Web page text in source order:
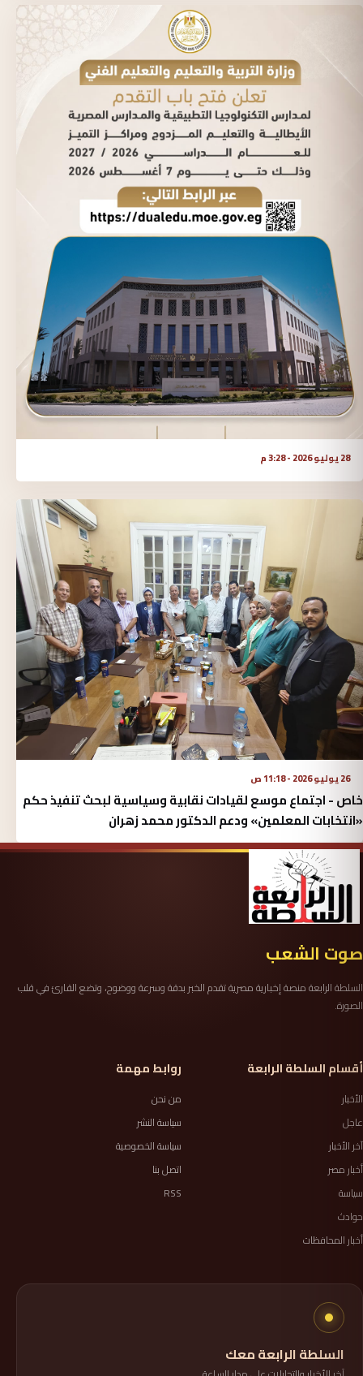
28 يوليو 2026 - 3:28 م
26 يوليو 2026 - 11:18 ص
خاص - اجتماع موسع لقيادات نقابية وسياسية لبحث تنفيذ حكم
«انتخابات المعلمين» ودعم الدكتور محمد زهران
صوت الشعب
السلطة الرابعة منصة إخبارية مصرية تقدم الخبر بدقة وسرعة ووضوح، وتضع القارئ في قلب
الصورة.
أقسام السلطة الرابعة
الأخبار
عاجل
آخر الأخبار
أخبار مصر
سياسة
حوادث
أخبار المحافظات
روابط مهمة
من نحن
سياسة النشر
سياسة الخصوصية
اتصل بنا
RSS
السلطة الرابعة معك